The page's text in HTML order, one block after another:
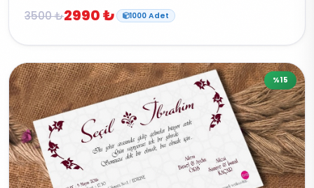
3500 ₺2990 ₺ 1000 Adet
%15